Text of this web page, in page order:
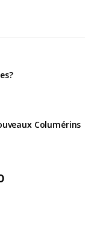
Columérins